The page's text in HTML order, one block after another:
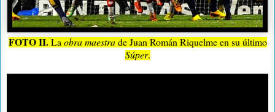
FOTO II.Laobra maestrade Juan Román Riquelme en su último
Súper.